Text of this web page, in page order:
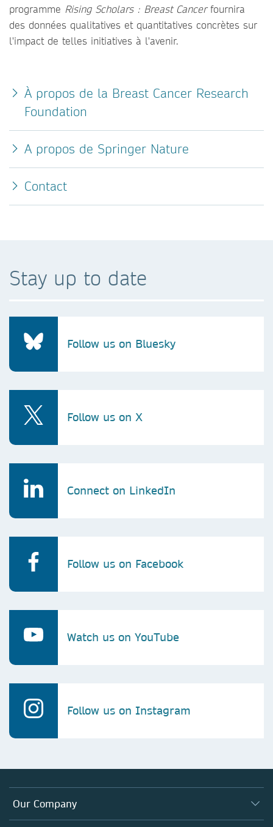
programme Rising Scholars : Breast Cancerfournira
des données qualitatives et quantitatives concrètes sur
l'impact de telles initiatives à l'avenir.
À propos de la Breast Cancer Research
Foundation
A propos de Springer Nature
Contact
Stay up to date
Follow us on Bluesky
Follow us on X
Connect on LinkedIn
Follow us on Facebook
Watch us on YouTube
Follow us on Instagram
Our Company